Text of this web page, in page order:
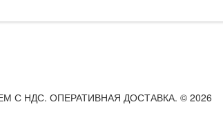
С НДС. ОПЕРАТИВНАЯ ДОСТАВКА. © 2026